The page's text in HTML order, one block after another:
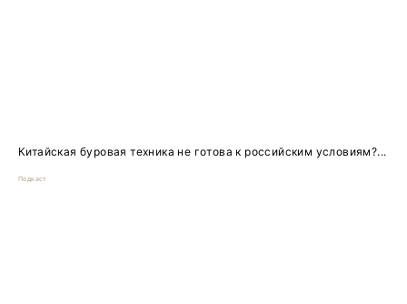
Китайская буровая техника не готова к российским условиям?...
Подкаст